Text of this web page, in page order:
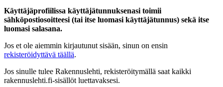
Käyttäjäprofiilissa käyttäjätunnuksenasi toimii
sähköpostiosoitteesi (tai itse luomasi käyttäjätunnus) sekä itse
luomasi salasana.
Jos et ole aiemmin kirjautunut sisään, sinun on ensin
rekisteröidyttävä täällä.
Jos sinulle tulee Rakennuslehti, rekisteröitymällä saat kaikki
rakennuslehti.fi-sisällöt luettavaksesi.